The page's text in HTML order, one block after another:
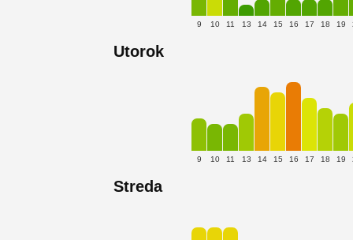
9 10 11 13 14 15 16 17 18 19
Utorok
9 10 11 13 14 15 16 17 18 19
Streda